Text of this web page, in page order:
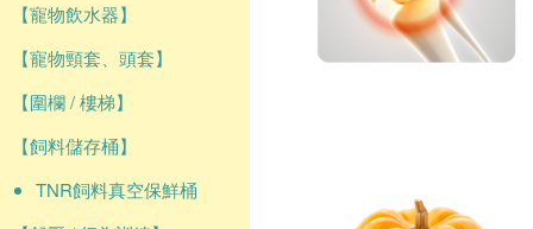
【寵物飲水器】
【寵物頸套、頭套】
【圍欄 / 樓梯】
【飼料儲存桶】
TNR飼料真空保鮮桶